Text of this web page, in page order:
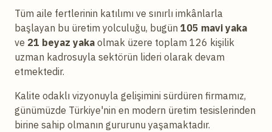
Tüm aile fertlerinin katılımı ve sınırlı imkânlarla
başlayan bu üretim yolculuğu, bugün 105 mavi yaka
ve 21 beyaz yaka olmak üzere toplam 126 kişilik
uzman kadrosuyla sektörün lideri olarak devam
etmektedir.
Kalite odaklı vizyonuyla gelişimini sürdüren firmamız,
günümüzde Türkiye'nin en modern üretim tesislerinden
birine sahip olmanın gururunu yaşamaktadır.